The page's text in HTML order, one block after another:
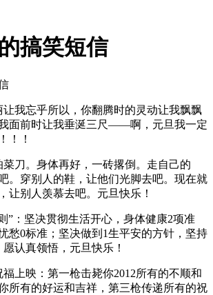
搞笑短信
让我忘乎所以，你翻腾时的灵动让我飘飘
面前时让我垂涎三尺——啊，元旦我一定
！！
菜刀。身体再好，一砖撂倒。走自己的
。穿别人的鞋，让他们光脚去吧。现在就
让别人羡慕去吧。元旦快乐！
”：坚决贯彻生活开心，身体健康2项准
愁0标准；坚决做到1生平安的方针，坚持
认真领悟，元旦快乐！
上映：第一枪击毙你2012所有的不顺和
所有的好运和吉祥，第三枪传递所有的祝